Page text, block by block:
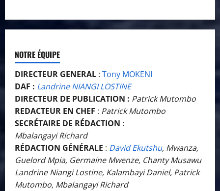
NOTRE ÉQUIPE
DIRECTEUR GENERAL : Tony MOKENI
DAF : Landrine NIANGI LOSTINE
DIRECTEUR DE PUBLICATION : Patrick Mutombo
REDACTEUR EN CHEF : Patrick Mutombo
SECRÉTAIRE DE RÉDACTION :
Mbalangayi Richard
RÉDACTION GÉNÉRALE : David Ekutshu, Mwanza,
Guelord Mpia, Germaine Mwenze, Chanty Musawu
Landrine Niangi Lostine, Kalambayi Daniel, Patrick
Mutombo, Mbalangayi Richard